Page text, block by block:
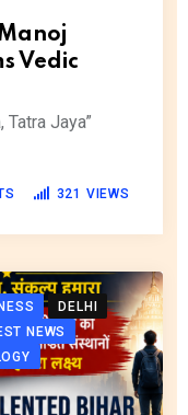
Vedic
Tatra Jaya”
321 VIEWS
DELHI
NEWS